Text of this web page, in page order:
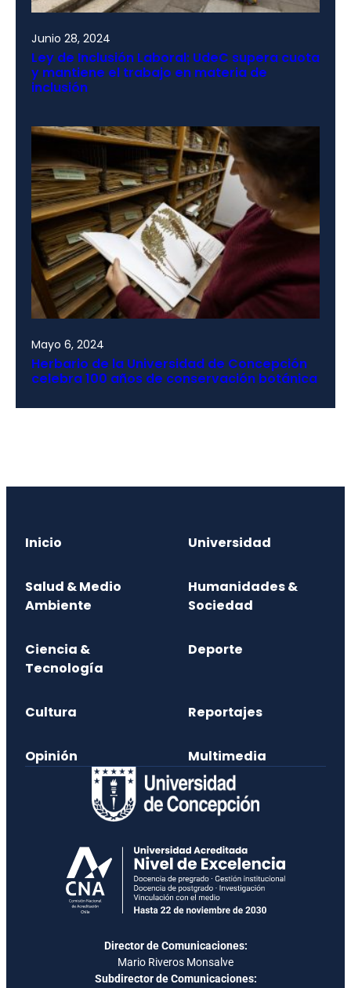
Junio 28, 2024
Ley de Inclusión Laboral: UdeC supera cuota
y mantiene el trabajo en materia de
inclusión
Mayo 6, 2024
Herbario de la Universidad de Concepción
celebra 100 años de conservación botánica
Inicio Universidad
Salud & Medio
Ambiente
Humanidades &
Sociedad
Ciencia &
Tecnología
Deporte
Cultura Reportajes
Opinión Multimedia
Director de Comunicaciones:
Mario Riveros Monsalve
Subdirector de Comunicaciones: